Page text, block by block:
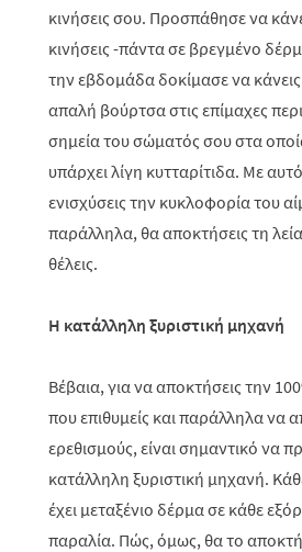
κινήσεις σου. Προσπάθησε να
κινήσεις -πάντα σε βρεγμένο
την εβδομάδα δοκίμασε να
απαλή βούρτσα στις επίμαχες
σημεία του σώματός σου στα
υπάρχει λίγη κυτταρίτιδα. Με
ενισχύσεις την κυκλοφορία του
παράλληλα, θα αποκτήσεις τη
θέλεις.
Η κατάλληλη ξυριστική μηχανή
Βέβαια, για να αποκτήσεις την
που επιθυμείς και παράλληλα να
ερεθισμούς, είναι σημαντικό να
κατάλληλη ξυριστική μηχανή.
έχει μεταξένιο δέρμα σε κάθε
παραλία. Πώς, όμως, θα το